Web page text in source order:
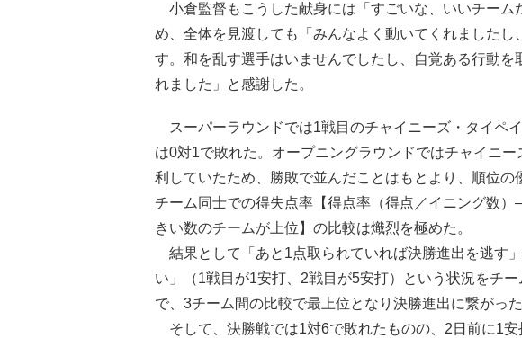
小倉監督もこうした献身には「すごいな、いいチーム
め、全体を見渡しても「みんなよく動いてくれましたし
す。和を乱す選手はいませんでしたし、自覚ある行動を
れました」と感謝した。
スーパーラウンドでは1戦目のチャイニーズ・タイペ
は0対1で敗れた。オープニングラウンドではチャイニ
利していたため、勝敗で並んだことはもとより、順位
チーム同士での得失点率【得点率（得点／イニング数
きい数のチームが上位】の比較は熾烈を極めた。
結果として「あと1点取られていれば決勝進出を逃す
い」（1戦目が1安打、2戦目が5安打）という状況をチ
で、3チーム間の比較で最上位となり決勝進出に繋がった
そして、決勝戦では1対6で敗れたものの、2日前に1安